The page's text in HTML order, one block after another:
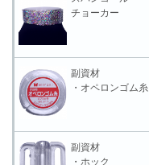
チョーカー
副資材
・オペロンゴム糸
副資材
・ホック